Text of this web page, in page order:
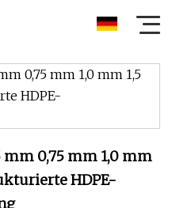
mm 0,75 mm 1,0 mm
HDPE-